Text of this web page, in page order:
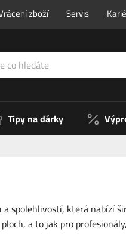
zboží Servis
Tipy na dárky
spolehlivostí, která
a to jak pro